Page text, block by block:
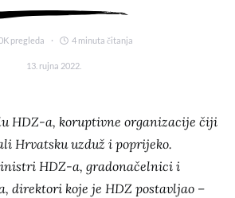
pregleda 4 minuta čitanja
13. rujna 2022.
HDZ-a, koruptivne organizacije čiji
Hrvatsku uzduž i poprijeko.
HDZ-a, gradonačelnici i
direktori koje je HDZ postavljao –